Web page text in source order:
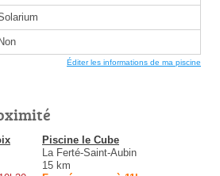
Non
Éditer les informations de ma piscine
Piscine le Cube
La Ferté-Saint-Aubin
15 km